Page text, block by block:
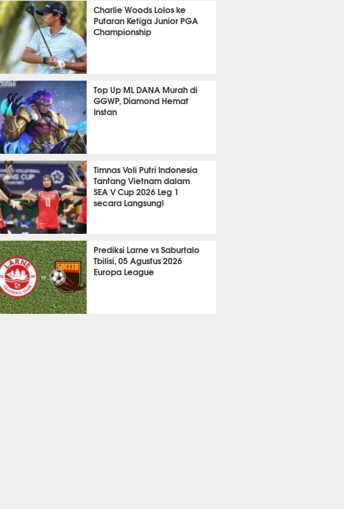
Charlie Woods Lolos ke
Putaran Ketiga Junior PGA
Championship
GOLF
Top Up ML DANA Murah di
GGWP, Diamond Hemat
Instan
ESPORTS
Timnas Voli Putri Indonesia
Tantang Vietnam dalam
SEA V Cup 2026 Leg 1
secara Langsung!
OLAHRAGA LAIN
Prediksi Larne vs Saburtalo
Tbilisi, 05 Agustus 2026
Europa League